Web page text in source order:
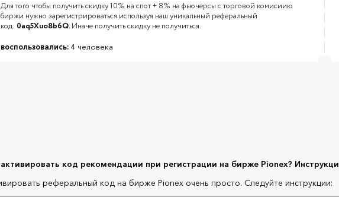
Для того чтобы получить скидку 10% на спот + 8% на фьючерсы с торговой комисиию
биржи нужно зарегистрироваться используя наш уникальный реферальный
код: 0aq5Xuo8b6Q.Иначе получить скидку не получиться.
воспользовались: 4 человека
код рекомендации при регистрации на бирже Pionex?
реферальный код на бирже Pionex очень просто. Следуйте инструкции: